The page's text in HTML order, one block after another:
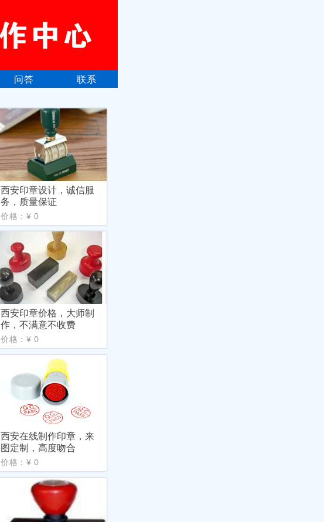
问答
联系
西安印章设计，诚信服
务，质量保证
价格：¥ 0
西安印章价格，大师制
作，不满意不收费
价格：¥ 0
西安在线制作印章，来
图定制，高度吻合
价格：¥ 0